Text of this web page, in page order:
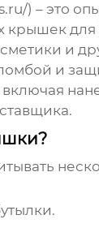
) – это
и
и